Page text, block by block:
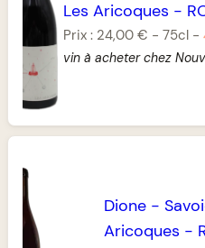
Les Aricoques -
Prix : 24,00 € - 75cl-
vin à acheter chez
Dione-
Aricoques -